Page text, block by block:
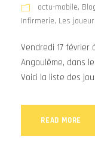
actu-mobile,
Infirmerie, Les
Vendredi 17 février
Angoulême, dans
Voici la liste des
READ MORE